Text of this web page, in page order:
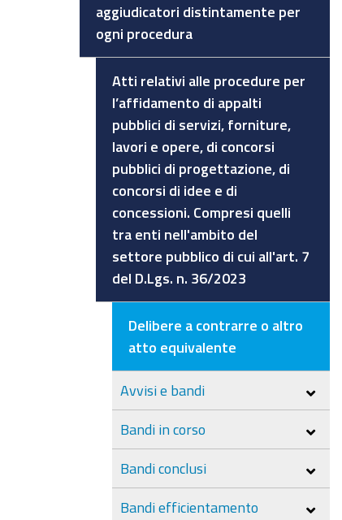
aggiudicatori distintamente per
ogni procedura
Atti relativi alle procedure per
l’affidamento di appalti
pubblici di servizi, forniture,
lavori e opere, di concorsi
pubblici di progettazione, di
concorsi di idee e di
concessioni. Compresi quelli
tra enti nell'ambito del
settore pubblico di cui all'art. 7
del D.Lgs. n. 36/2023
Delibere a contrarre o altro
atto equivalente
Avvisi e bandi
Bandi in corso
Bandi conclusi
Bandi efficientamento